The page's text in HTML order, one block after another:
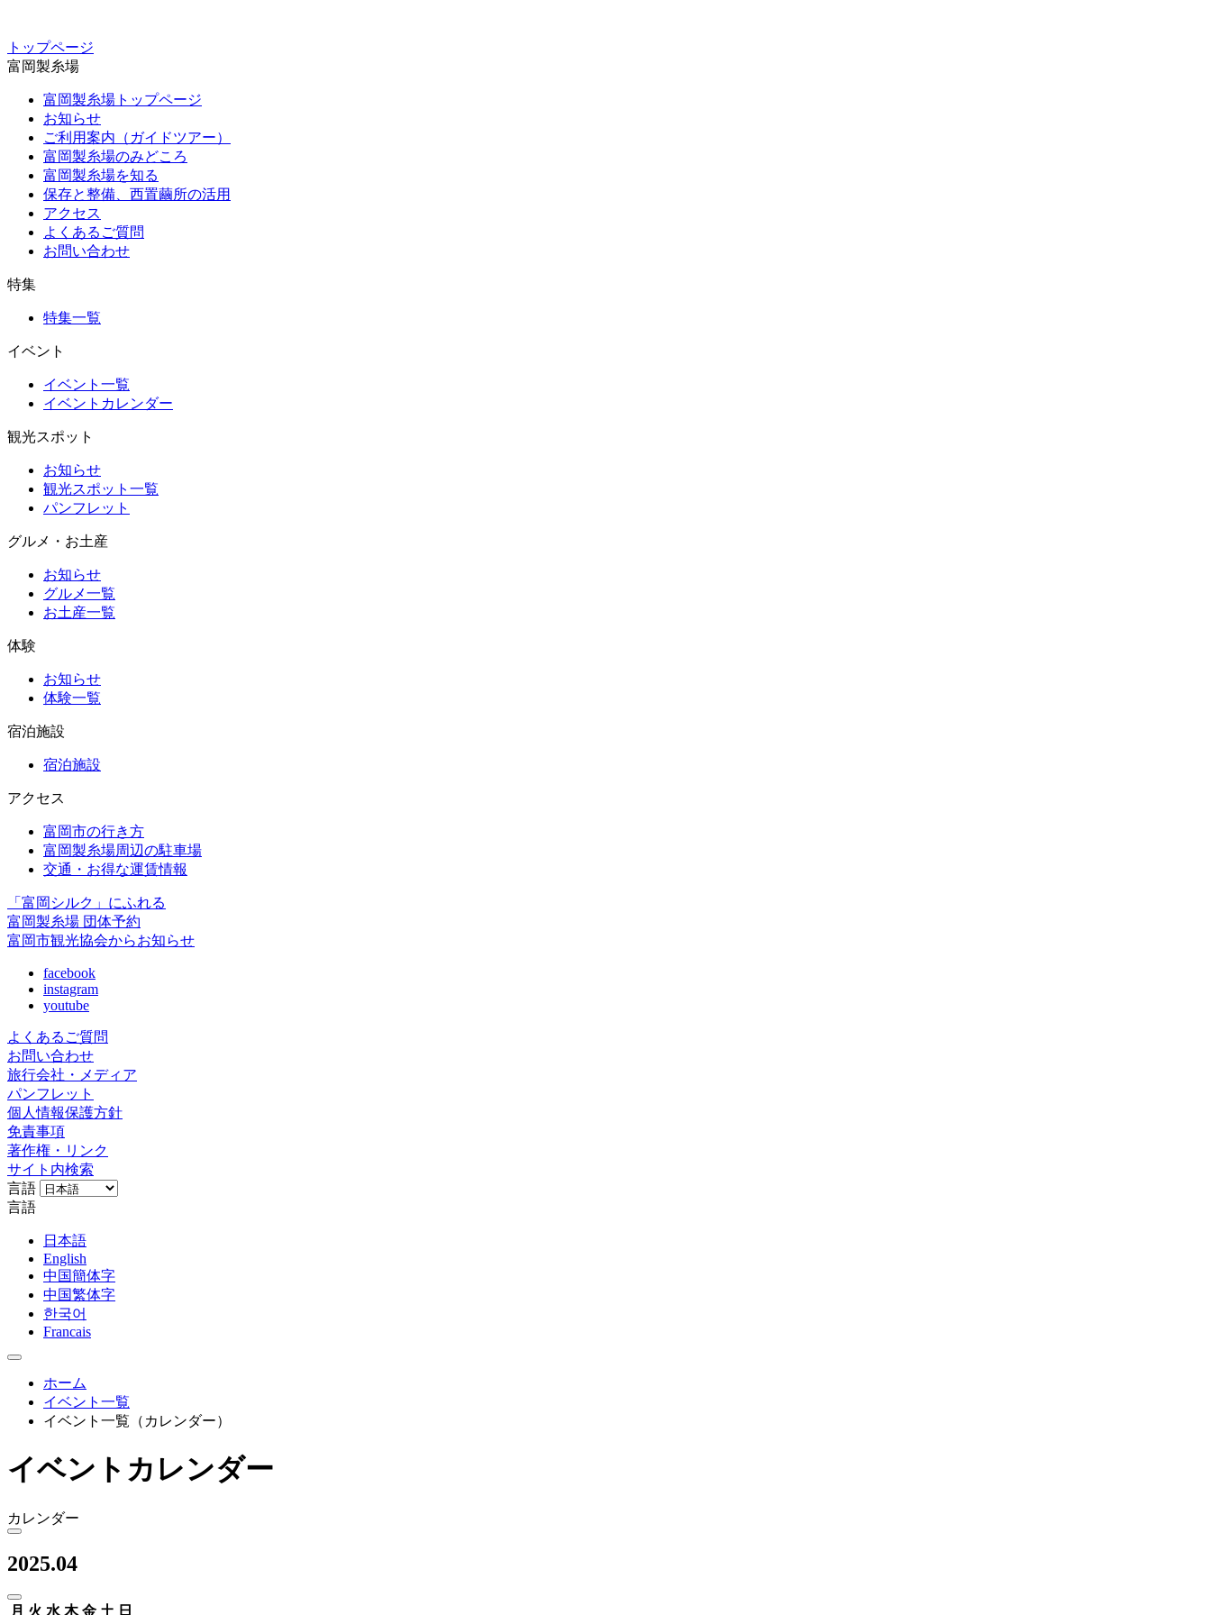
トップページ
富岡製糸場
富岡製糸場トップページ
お知らせ
ご利用案内（ガイドツアー）
富岡製糸場のみどころ
富岡製糸場を知る
保存と整備、西置繭所の活用
アクセス
よくあるご質問
お問い合わせ
特集
特集一覧
イベント
イベント一覧
イベントカレンダー
観光スポット
お知らせ
観光スポット一覧
パンフレット
グルメ・お土産
お知らせ
グルメ一覧
お土産一覧
体験
お知らせ
体験一覧
宿泊施設
宿泊施設
アクセス
富岡市の行き方
富岡製糸場周辺の駐車場
交通・お得な運賃情報
「富岡シルク」にふれる
富岡製糸場 団体予約
富岡市観光協会からお知らせ
facebook
instagram
youtube
よくあるご質問
お問い合わせ
旅行会社・メディア
パンフレット
個人情報保護方針
免責事項
著作権・リンク
サイト内検索
言語
言語
日本語
English
中国簡体字
中国繁体字
한국어
Francais
ホーム
イベント一覧
イベント一覧（カレンダー）
イベントカレンダー
カレンダー
2025.04
月 火 水 木 金 土 日